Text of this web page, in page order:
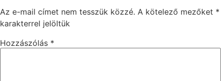
Az e-mail címet nem tesszük közzé. A kötelező mezőket *
karakterrel jelöltük
Hozzászólás *